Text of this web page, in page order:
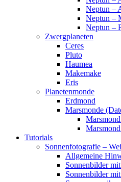
Neptun –
Neptun –
Neptun –
Zwergplaneten
Ceres
Pluto
Haumea
Makemake
Eris
Planetenmonde
Erdmond
Marsmonde
Tutorials
Sonnenfotografie –
Allgemeine
Sonnenbilder
Sonnenbilder